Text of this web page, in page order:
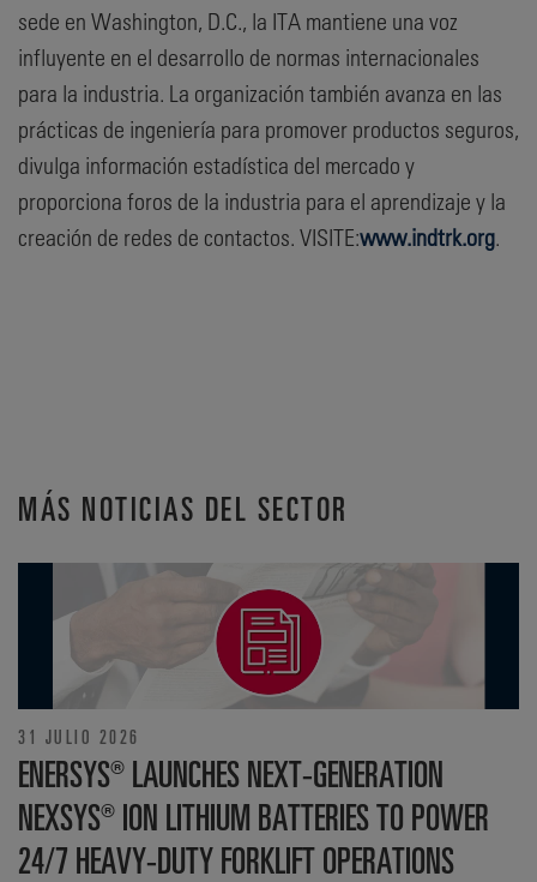
sede en Washington, D.C., la ITA mantiene una voz
influyente en el desarrollo de normas internacionales
para la industria. La organización también avanza en las
prácticas de ingeniería para promover productos seguros,
divulga información estadística del mercado y
proporciona foros de la industria para el aprendizaje y la
creación de redes de contactos. VISITE:www.indtrk.org.
MÁS NOTICIAS DEL SECTOR
31 JULIO 2026
ENERSYS® LAUNCHES NEXT-GENERATION
NEXSYS® ION LITHIUM BATTERIES TO POWER
24/7 HEAVY-DUTY FORKLIFT OPERATIONS